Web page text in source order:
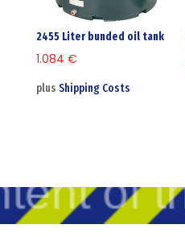
2455 Liter bunded oil tank
1.084 €
plus Shipping Costs